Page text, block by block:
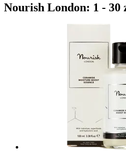
Nourish London: 1 - 30